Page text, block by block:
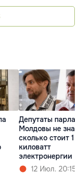
Депутаты
Молдовы не
сколько стоит 1
киловатт
электронергии
12 Июл. 20:15